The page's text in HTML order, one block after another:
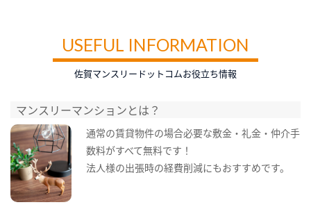
USEFUL INFORMATION
佐賀マンスリードットコムお役立ち情報
マンスリーマンションとは？
通常の賃貸物件の場合必要な敷金・礼金・仲介手
数料がすべて無料です！
法人様の出張時の経費削減にもおすすめです。